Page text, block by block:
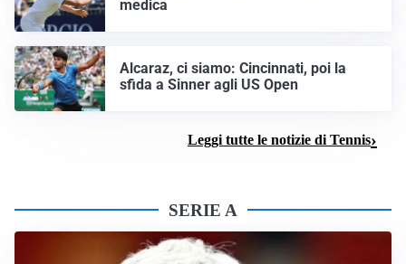
medica
Alcaraz, ci siamo: Cincinnati, poi la
sfida a Sinner agli US Open
Leggi tutte le notizie di Tennis
SERIE A